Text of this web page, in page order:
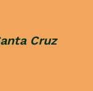
Cruz